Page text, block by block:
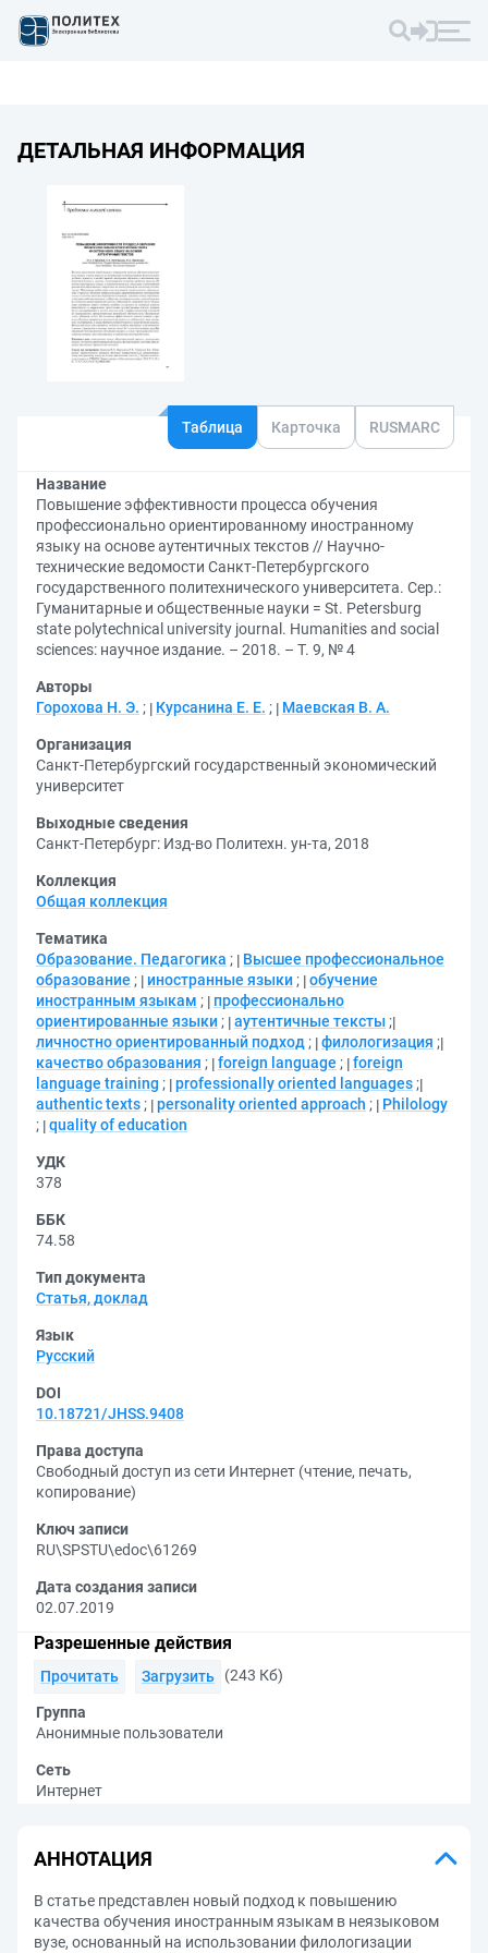
ДЕТАЛЬНАЯ ИНФОРМАЦИЯ
Таблица Карточка RUSMARC
Название
Повышение эффективности процесса обучения
профессионально ориентированному иностранному
языку на основе аутентичных текстов // Научно-
технические ведомости Санкт-Петербургского
государственного политехнического университета. Сер.:
Гуманитарные и общественные науки = St. Petersburg
state polytechnical university journal. Humanities and social
sciences: научное издание. – 2018. – Т. 9, № 4
Авторы
Горохова Н. Э. ; Курсанина Е. Е. ; Маевская В. А.
Организация
Санкт­-Петербургский государственный экономический
университет
Выходные сведения
Санкт-Петербург: Изд-во Политехн. ун-та, 2018
Коллекция
Общая коллекция
Тематика
Образование. Педагогика ;
Высшее профессиональное
образование ; иностранные языки ; обучение
иностранным языкам ;
профессионально
ориентированные языки ; аутентичные тексты ;
личностно ориентированный подход ; филологизация ;
качество образования ; foreign language ; foreign
language training ; professionally oriented languages ;
authentic texts ; personality oriented approach ;
Philology
; quality of education
УДК
378
ББК
74.58
Тип документа
Статья, доклад
Язык
Русский
DOI
10.18721/JHSS.9408
Права доступа
Свободный доступ из сети Интернет (чтение, печать,
копирование)
Ключ записи
RU\SPSTU\edoc\61269
Дата создания записи
02.07.2019
Разрешенные действия
Прочитать Загрузить (243 Кб)
Группа
Анонимные пользователи
Сеть
Интернет
АННОТАЦИЯ
В статье представлен новый подход к повышению
качества обучения иностранным языкам в неязыковом
вузе, основанный на использовании филологизации